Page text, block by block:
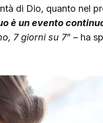
di Dio, quanto nel
è un evento
7 giorni su 7” – ha